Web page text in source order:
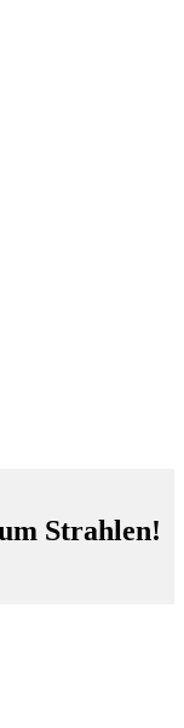
Strahlen!